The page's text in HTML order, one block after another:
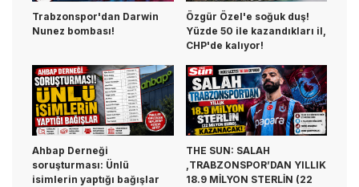
Trabzonspor'dan Darwin
Nunez bombası!
Özgür Özel'e soğuk duş!
Yüzde 50 ile kazandıkları il,
CHP'de kalıyor!
Ahbap Derneği
soruşturması: Ünlü
isimlerin yaptığı bağışlar
THE SUN: SALAH
,TRABZONSPOR’DAN YILLIK
18.9 MİLYON STERLİN (22